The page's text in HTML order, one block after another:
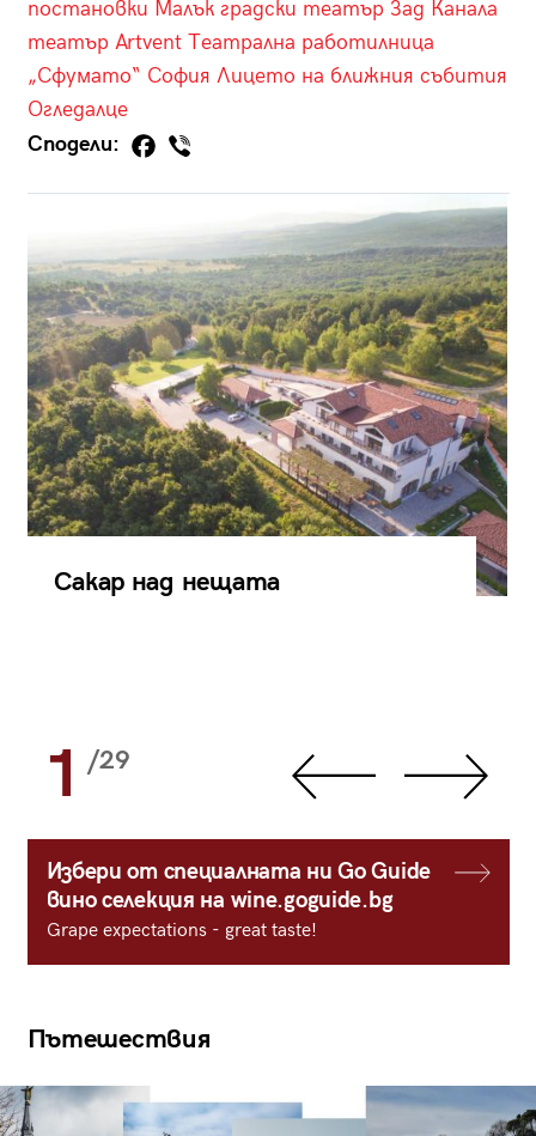
постановки Малък градски театър Зад Канала
театър Artvent Театрална работилница
„Сфумато“ София Лицето на ближния събития
Огледалце
Сподели:
Сакар над нещата
1 /29
Избери от специалната ни Go Guide
вино селекция на wine.goguide.bg
Grape expectations - great taste!
Пътешествия